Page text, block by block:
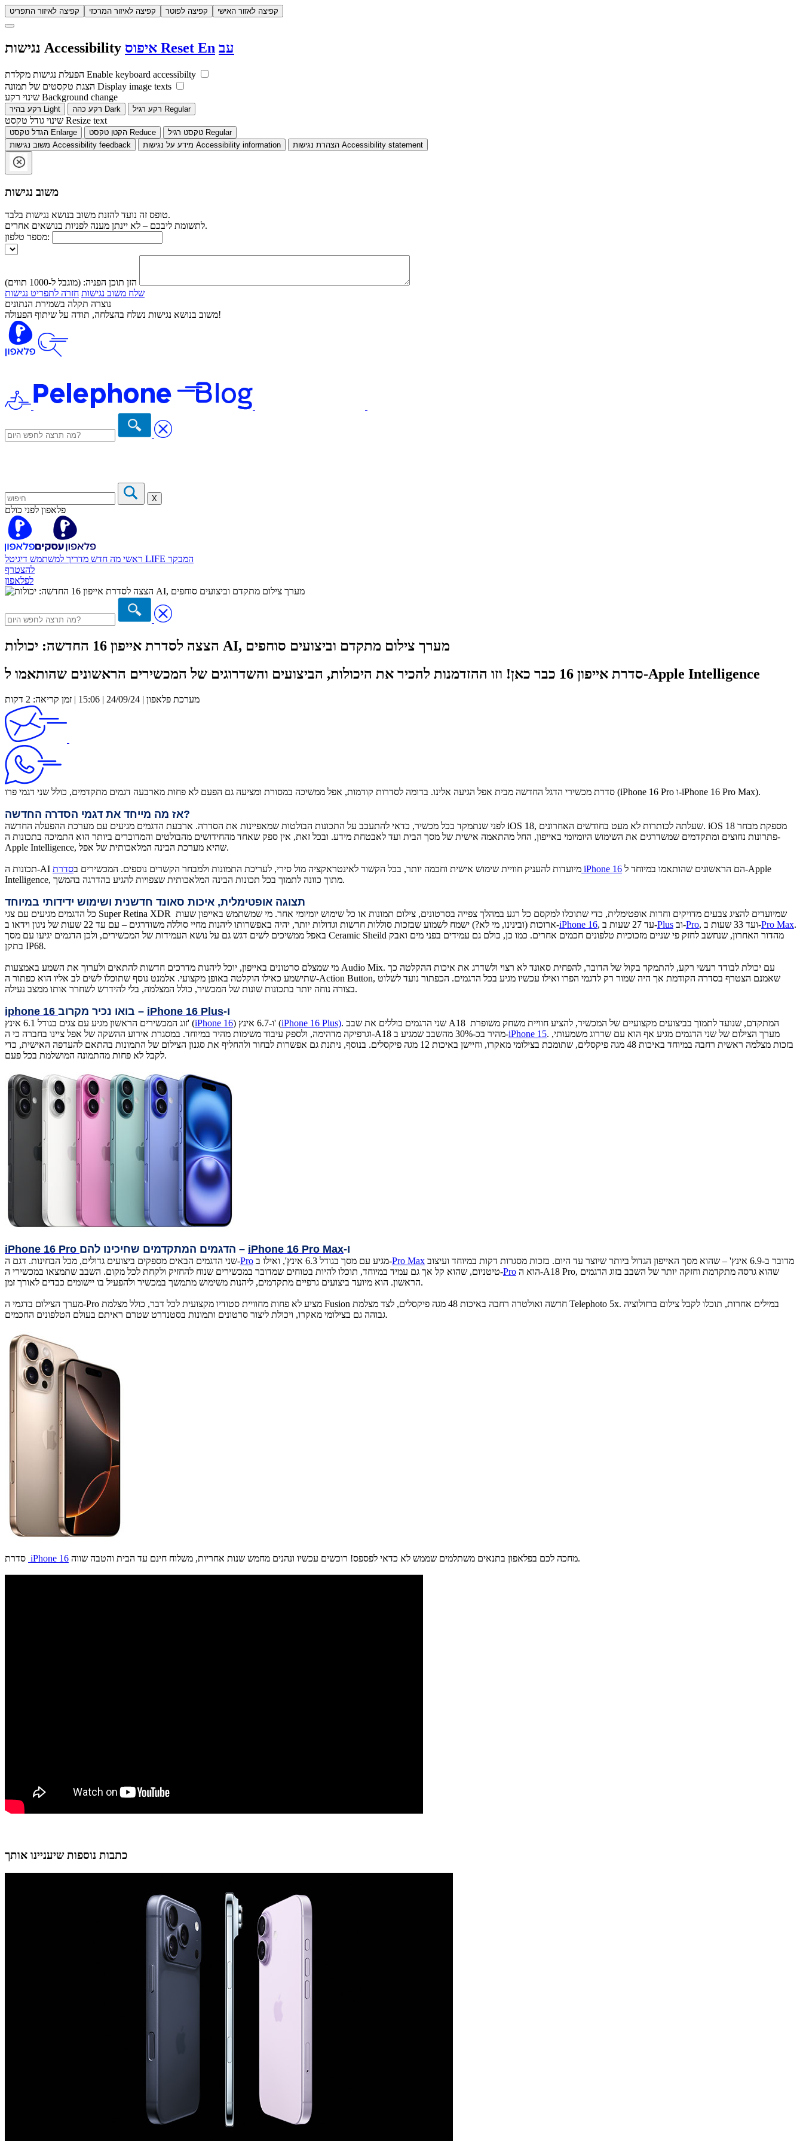
קפיצה לאיזור התפריט קפיצה לאיזור המרכזי קפיצה לפוטר קפיצה לאזור האישי
Accessibility Reset En עב
Enable keyboard accessibilty
Display image texts
Background change
Light Dark Regular
Resize text
Enlarge Reduce
Regular
Accessibility feedback Accessibility information Accessibility statement
משוב נגישות
טופס זה נועד להזנת משוב בנושא נגישות בלבד.
לתשומת ליבכם – לא יינתן מענה לפניות בנושאים אחרים.
מספר טלפון:
הזן תוכן הפניה: (מוגבל ל-1000 תווים)
שלח משוב נגישות חזרה לתפריט נגישות
נוצרה תקלה בשמירת הנתונים
משוב בנושא נגישות נשלח בהצלחה, תודה על שיתוף הפעולה!
X
פלאפון לפני כולם
ראשי מה חדש מדריך למשתמש דיגיטל LIFE המבקר
להצטרף
לפלאפון
הצצה לסדרת אייפון 16 החדשה: יכולות AI, מערך צילום מתקדם וביצועים סוחפים
סדרת אייפון 16 כבר כאן! וזו ההזדמנות להכיר את היכולות, הביצועים והשדרוגים של המכשירים הראשונים שהותאמו ל-Apple Intelligence
מערכת פלאפון | 24/09/24 | 15:06 | זמן קריאה: 2 דקות
סדרת מכשירי הדגל החדשה מבית אפל הגיעה אלינו. בדומה לסדרות קודמות, אפל ממשיכה במסורת ומציעה גם הפעם לא פחות מארבעה דגמים מתקדמים, כולל שני דגמי פרו (iPhone 16 Pro ו-iPhone 16 Pro Max).
אז מה מייחד את דגמי הסדרה החדשה?
לפני שנתמקד בכל מכשיר, כדאי להתעכב על התכונות הבולטות שמאפיינות את הסדרה. ארבעת הדגמים מגיעים עם מערכת ההפעלה החדשה iOS 18, שעלתה לכותרות לא מעט בחודשים האחרונים. iOS 18 מספקת מבחר
פתרונות נחוצים ומתקדמים שמשדרגים את השימוש היומיומי באייפון, החל מהתאמה אישית של מסך הבית ועד לאבטחת מידע. ובכל זאת, אין ספק שאחד מהחידושים מהבולטים והמדוברים ביותר הוא התמיכה בתכונות ה-
Apple Intelligence, שהיא מערכת הבינה המלאכותית של אפל.
תכונות ה-AI מיועדות להעניק חוויית שימוש אישית וחכמה יותר, בכל הקשור לאינטראקציה מול סירי, לעריכת התמונות ולמבחר הקשרים נוספים. המכשירים ב סדרת iPhone 16
Intelligence, מתוך כוונה לתמוך בכל תכונות הבינה המלאכותית שצפויות להגיע בהדרגה בהמשך.
תצוגה אופטימלית, איכות סאונד חדשנית ושימוש ידידותי במיוחד
כל הדגמים מגיעים עם צגי Super Retina XDR שמיועדים להציג צבעים מדויקים וחדות אופטימלית, כדי שתוכלו למקסם כל רגע במהלך צפייה בסרטונים, צילום תמונות או כל שימוש יומיומי אחר. מי שמשתמש באייפון שעות
ארוכות (ובינינו, מי לא?) ישמח לשמוע שבזכות סוללות חדשות וגדולות יותר, יהיה באפשרותו ליהנות מחיי סוללה משודרגים – עם עד 22 שעות של ניגון וידאו ב-iPhone 16 , עד 27 שעות ב-Plus וב-Pro , ועד 33 שעות ב-Pro Max.
באפל ממשיכים לשים דגש גם על נושא העמידות של המכשירים, ולכן הדגמים יגיעו עם מסך Ceramic Sheild מהדור האחרון, שנחשב לחזק פי שניים מזכוכיות טלפונים חכמים אחרים. כמו כן, כולם גם עמידים בפני מים ואבק
בתקן IP68.
מי שמצלם סרטונים באייפון, יוכל ליהנות מדרכים חדשות להתאים ולערוך את השמע באמצעות Audio Mix. עם יכולת לבודד רעשי רקע, להתמקד בקול של הדובר, להפחית סאונד לא רצוי ולשדרג את איכות ההקלטה כך
שתישמע כאילו הוקלטה באופן מקצועי. אלמנט נוסף שתוכלו לשים לב אליו הוא כפתור ה-Action Button, שאמנם הצטרף בסדרה הקודמת אך היה שמור רק לדגמי הפרו ואילו עכשיו מגיע בכל הדגמים. הכפתור נועד לשלוט
בצורה נוחה יותר בתכונות שונות של המכשיר, כולל המצלמה, בלי להידרש לשחרר אותו ממצב נעילה.
iphone 16 ו-iPhone 16 Plus – בואו נכיר מקרוב
זוג המכשירים הראשון מגיע עם צגים בגודל 6.1 אינץ' (iPhone 16 ) ו-6.7 אינץ' (iPhone 16 Plus). שני הדגמים כוללים את שבב A18 המתקדם, שנועד לתמוך בביצועים מקצועיים של המכשיר, להציע חוויית משחק משופרת
וגרפיקה מדהימה, ולספק עיבוד משימות מהיר במיוחד. במסגרת אירוע ההשקה של אפל ציינו בחברה כי ה-A18 מהיר בכ-30% מהשבב שמגיע ב-iPhone 15. מערך הצילום של שני הדגמים מגיע אף הוא עם שדרוג משמעותי,
בזכות מצלמה ראשית רחבה במיוחד באיכות 48 מגה פיקסלים, שתומכת בצילומי מאקרו, וחיישן באיכות 12 מגה פיקסלים. בנוסף, ניתנת גם אפשרות לבחור ולהחליף את סגנון הצילום של התמונות בהתאם להעדפה האישית, כדי
לקבל לא פחות מהתמונה המושלמת בכל פעם.
iPhone 16 Pro ו-iPhone 16 Pro Max – הדגמים המתקדמים שחיכינו להם
שני הדגמים הבאים מספקים ביצועים גדולים, מכל הבחינות. דגם ה-Pro מגיע עם מסך בגודל 6.3 אינץ', ואילו ב-Pro Max
טיטניום, שהוא קל אך גם עמיד במיוחד, תוכלו להיות בטוחים שמדובר במכשירים שנוח להחזיק ולקחת לכל מקום. השבב שתמצאו במכשירי ה-Pro
הראשון. הוא מיועד ביצועים גרפיים מתקדמים, ליהנות משימוש מתמשך במכשיר ולהפעיל בו יישומים כבדים לאורך זמן.
מערך הצילום בדגמי ה-Pro מציע לא פחות מחוויית סטודיו מקצועית לכל דבר, כולל מצלמת Fusion חדשה ואולטרה רחבה באיכות 48 מגה פיקסלים, לצד מצלמת Telephoto 5x. במילים אחרות, תוכלו לקבל צילום ברזולוציה
גבוהה גם בצילומי מאקרו, ויכולת ליצור סרטונים ותמונות בסטנדרט שטרם ראיתם בעולם הטלפונים החכמים.
iPhone 16 מחכה לכם בפלאפון בתנאים משתלמים שממש לא כדאי לפספס! רוכשים עכשיו ונהנים מחמש שנות אחריות, משלוח חינם עד הבית והטבה שווה.
כתבות נוספות שיעניינו אותך